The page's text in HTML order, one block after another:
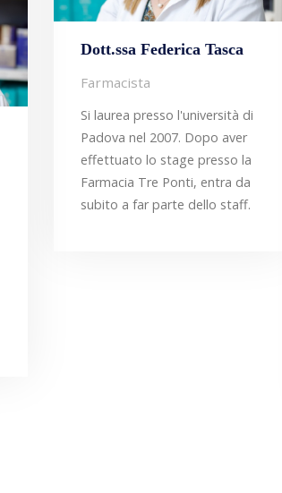
Dott.ssa Federica Tasca
Farmacista
Si laurea presso l'università di
Padova nel 2007. Dopo aver
effettuato lo stage presso la
Farmacia Tre Ponti, entra da
subito a far parte dello staff.